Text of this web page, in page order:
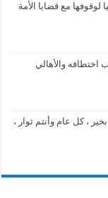
مع قضايا الأمة
والأهالي
، كل عام وأنتم ثوار ،